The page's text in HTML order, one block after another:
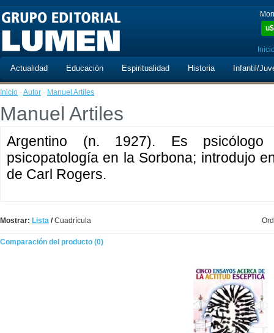
u$
Actualidad Educación Espiritualidad Historia Infantil/
Inicio · Autor · Manuel Artiles
Manuel Artiles
Argentino (n. 1927). Es psicólogo
psicopatología en la Sorbona; introdujo
de Carl Rogers.
Mostrar: Lista /Cuadrícula
Comparación del producto (0)